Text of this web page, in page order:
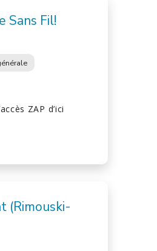
Sans Fil!
ZAP d’ici
(Rimouski-